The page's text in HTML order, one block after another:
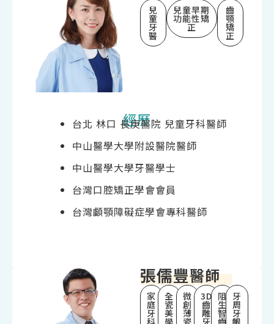
兒
童
牙
醫
兒童早期
功能性矯
正
齒
顎
矯
正
經歷
台北 林口 長庚醫院 兒童牙科醫師
中山醫學大學附設醫院醫師
中山醫學大學牙醫學士
台灣口腔矯正學會會員
台灣顱顎障礙症學會專科醫師
張儒豐醫師
家
庭
牙
全
瓷
美
微
創
薄
3D
齒
雕
阻
生
智
牙
周
牙